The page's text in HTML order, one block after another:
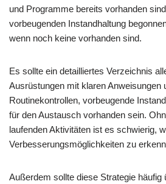
und Programme bereits vorhanden
vorbeugenden Instandhaltung
wenn noch keine vorhanden sind.
Es sollte ein detailliertes Verzeichnis
Ausrüstungen mit klaren Anweisungen
Routinekontrollen, vorbeugende
für den Austausch vorhanden sein.
laufenden Aktivitäten ist es schwierig,
Verbesserungsmöglichkeiten zu
Außerdem sollte diese Strategie häufig